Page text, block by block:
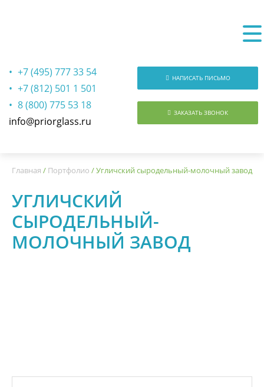
+7 (495) 777 33 54
+7 (812) 501 1 501
8 (800) 775 53 18
info@priorglass.ru
НАПИСАТЬ ПИСЬМО
ЗАКАЗАТЬ ЗВОНОК
Главная / Портфолио /Угличский сыродельный-молочный завод
УГЛИЧСКИЙ
СЫРОДЕЛЬНЫЙ-
МОЛОЧНЫЙ ЗАВОД